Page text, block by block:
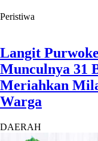
Peristiwa
Langit
Munculnya 31
Meriahkan
Warga
DAERAH